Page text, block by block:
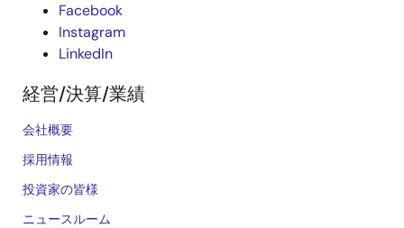
Facebook
Instagram
LinkedIn
経営/決算/業績
会社概要
採用情報
投資家の皆様
ニュースルーム